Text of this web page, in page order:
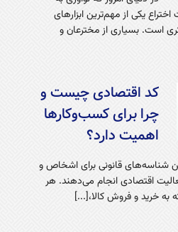
یکی از مهم‌ترین ابزارهای
است. بسیاری از مخترعان و
کد اقتصادی چیست و
چرا برای کسب‌وکارها
اهمیت دارد؟
شناسه‌های قانونی برای اشخاص و
اقتصادی انجام می‌دهند. هر
خرید و فروش کالا،[...]